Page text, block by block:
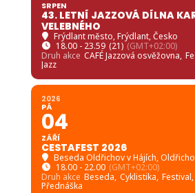
SRPEN
43. LETNÍ JAZZOVÁ DÍLNA
VELEBNÉHO
Frýdlant město, Frýdlant, Česko
18.00 - 23.59 (21) (GMT+02:00)
Druh akce CAFÉ Jazzová osvěžovna,
Jazz
2026
PÁ
04
ZÁŘÍ
CESTAFEST 2026
Beseda Oldřichov v Hájích,
18.00 - 22.00 (GMT+02:00)
Druh akce Beseda, Cyklistika, Festival,
Přednáška